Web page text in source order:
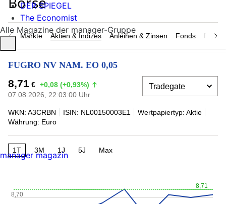
Märkte Aktien & Indizes Anleihen & Zinsen Fonds
FUGRO NV NAM. EO 0,05
8,71 € +0,08 (+0,93%)
07.08.2026, 22:03:00 Uhr
WKN: A3CRBN ISIN: NL00150003E1
Wertpapiertyp: Aktie
Währung: Euro
1T 3M 1J 5J Max
8,71
8,70
DER SPIEGEL
The Economist
Alle Magazine der manager-Gruppe
manager magazin